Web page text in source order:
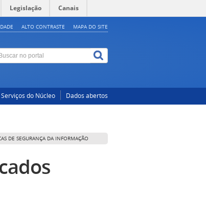
Legislação Canais
ALTO CONTRASTE MAPA DO SITE
Serviços do Núcleo Dados abertos
DE SEGURANÇA DA INFORMAÇÃO